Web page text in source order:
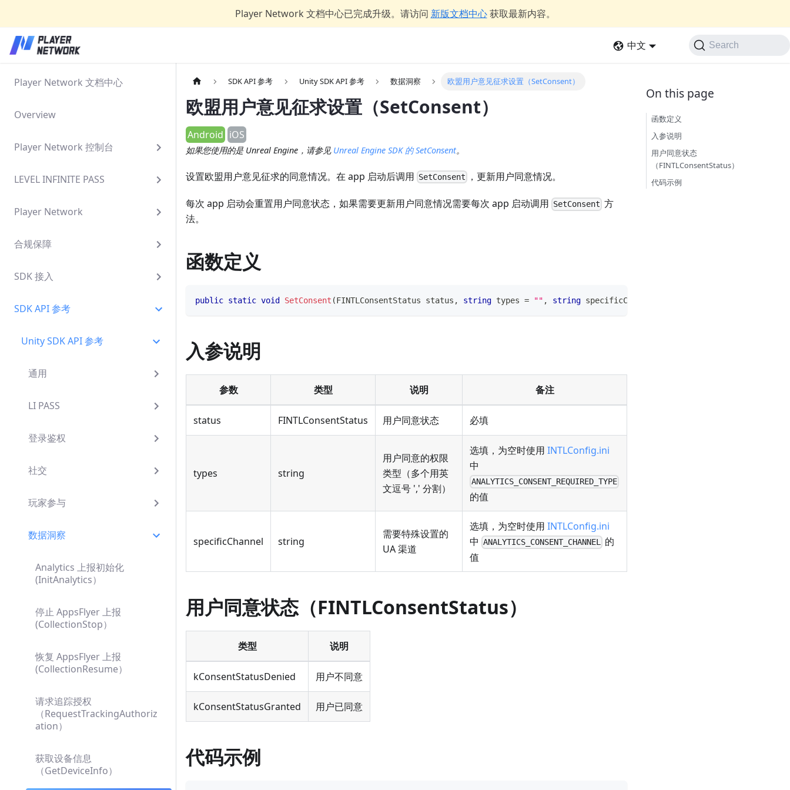
Player Network 文档中心已完成升级。请访问 新版文档中心 获取最新内容。
中文 Search
Player Network 文档中心
Overview
Player Network 控制台
LEVEL INFINITE PASS
Player Network
合规保障
SDK 接入
SDK API 参考
Unity SDK API 参考
通用
LI PASS
登录鉴权
社交
玩家参与
数据洞察
Analytics 上报初始化
(InitAnalytics）
停止 AppsFlyer 上报
(CollectionStop）
恢复 AppsFlyer 上报
(CollectionResume）
请求追踪授权
（RequestTrackingAuthoriz
ation）
获取设备信息
（GetDeviceInfo）
SDK API 参考 Unity SDK API 参考 数据洞察 欧盟用户意见征求设置（SetConsent）
欧盟用户意见征求设置（SetConsent）
Android iOS
如果您使用的是 Unreal Engine，请参见 Unreal Engine SDK 的 SetConsent。
设置欧盟用户意见征求的同意情况。在 app 启动后调用 SetConsent ，更新用户同意情况。
每次 app 启动会重置用户同意状态，如果需要更新用户同意情况需要每次 app 启动调用 SetConsent 方
法。
函数定义
public static void SetConsent (FINTLConsentStatus status , string types = "" , string specificChannel
入参说明
参数 类型 说明 备注
status FINTLConsentStatus 用户同意状态 必填
types string
用户同意的权限
类型（多个用英
文逗号 ',' 分割）
选填，为空时使用 INTLConfig.ini
中
ANALYTICS_CONSENT_REQUIRED_TYPE
的值
specificChannel string
需要特殊设置的
UA 渠道
选填，为空时使用 INTLConfig.ini
中 ANALYTICS_CONSENT_CHANNEL 的
值
用户同意状态（FINTLConsentStatus）
类型 说明
kConsentStatusDenied 用户不同意
kConsentStatusGranted 用户已同意
代码示例
函数定义
入参说明
用户同意状态
（FINTLConsentStatus）
代码示例